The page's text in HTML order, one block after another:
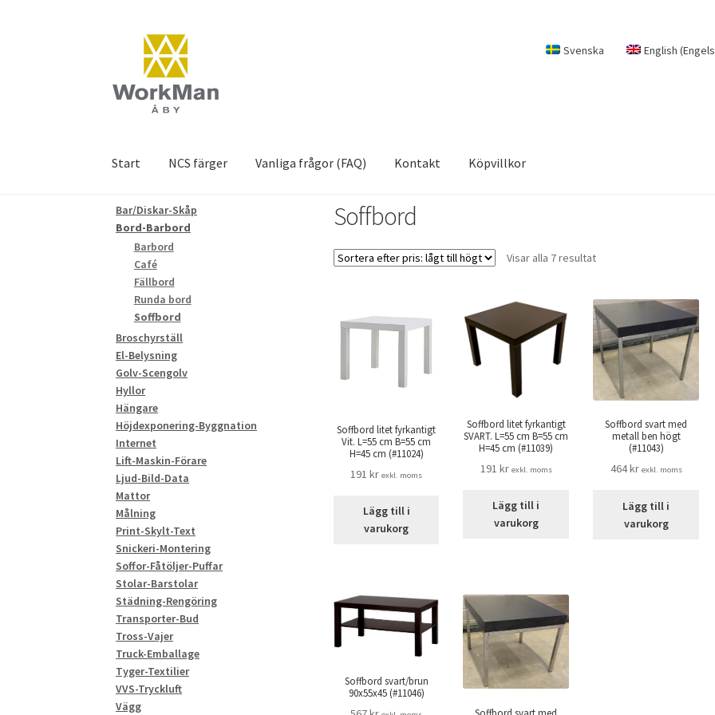
Hoppa
navigering
Hoppa
innehåll
Svenska English (
Start NCS färger Vanliga frågor (FAQ) Kontakt Köpvillkor
Soffbord
Visar alla 7 resultatSorterade
lågt
till
högt
Soffbord litet fyrkantigt
Vit. L=55 cm B=55 cm
H=45 cm (#11024)
191kr exkl. moms
Lägg till i
varukorg
Soffbord litet fyrkantigt
SVART. L=55 cm B=55 cm
H=45 cm (#11039)
191 kr exkl. moms
Lägg till i
varukorg
Soffbord svart med
metall ben högt
(#11043)
464kr exkl. moms
Lägg till i
varukorg
Soffbord svart/brun
90x55x45 (#11046)
Bar/Diskar-Skåp
Bord-Barbord
Barbord
Café
Fällbord
Runda bord
Soffbord
Broschyrställ
El-Belysning
Golv-Scengolv
Hyllor
Hängare
Höjdexponering-Byggnation
Internet
Lift-Maskin-Förare
Ljud-Bild-Data
Mattor
Målning
Print-Skylt-Text
Snickeri-Montering
Soffor-Fåtöljer-Puffar
Stolar-Barstolar
Städning-Rengöring
Transporter-Bud
Tross-Vajer
Truck-Emballage
Tyger-Textilier
VVS-Tryckluft
Vägg